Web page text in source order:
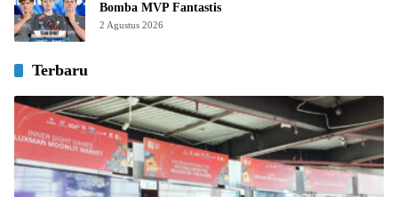
Bomba MVP Fantastis
2 Agustus 2026
Terbaru